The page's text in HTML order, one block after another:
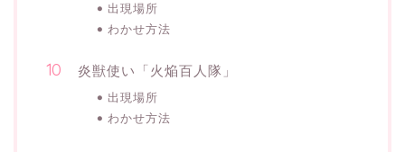
出現場所
わかせ方法
炎獣使い「火焔百人隊」
出現場所
わかせ方法